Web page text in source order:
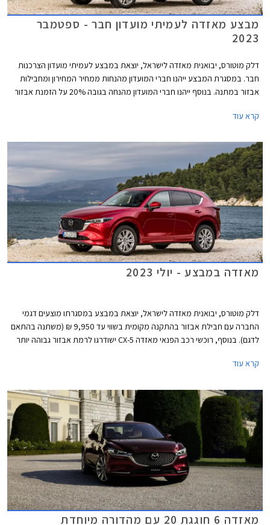
מבצע מאזדה לעמיתי מועדון חבר - ספטמבר
2023
דלק מוטורס, יבואנית מאזדה לישראל, יוצאת במבצע לעמיתי מועדון הצרכנות
חבר. במסגרת המבצע ייהנו חברי המועדון מהנחות ממחיר המחירון ומחבילות
אבזור במתנה. בנוסף ייהנו חברי המועדון מהנחה בגובה 20% על הזמנת אבזור
התצוגה של מאזדה בין התאריכים 12.09.2023-13.10.2023.
קרא עוד
מאזדה במבצע - יולי 2023
דלק מוטורס, יבואנית מאזדה לישראל, יוצאת במבצע במסגרתו מוצעים דגמי
החברה עם חבילת אבזור בהתקנה מקומית בשווי עד 9,950 ₪ (משתנה בהתאם
לדגם). בנוסף, רוכשי רכב הפנאי מאזדה CX-5 ישודרגו לרמת אבזור גבוהה יותר
התצוגה של מאזדה ברחבי הארץ.
קרא עוד
מאזדה 6 חוגגת 20 עם מהדורה מיוחדת